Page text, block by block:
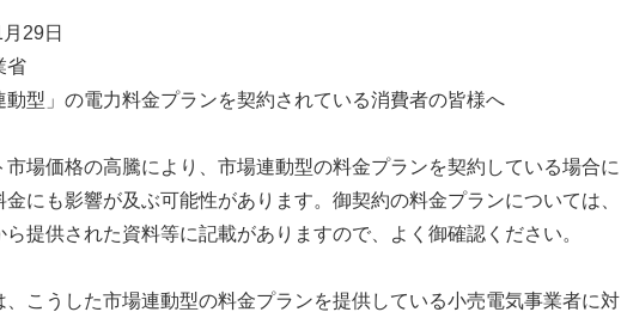
29日
省
型」の電力料金プランを契約されている消費者の皆様へ
場価格の高騰により、市場連動型の料金プランを契約している場合に
にも影響が及ぶ可能性があります。御契約の料金プランについては、
提供された資料等に記載がありますので、よく御確認ください。
こうした市場連動型の料金プランを提供している小売電気事業者に対